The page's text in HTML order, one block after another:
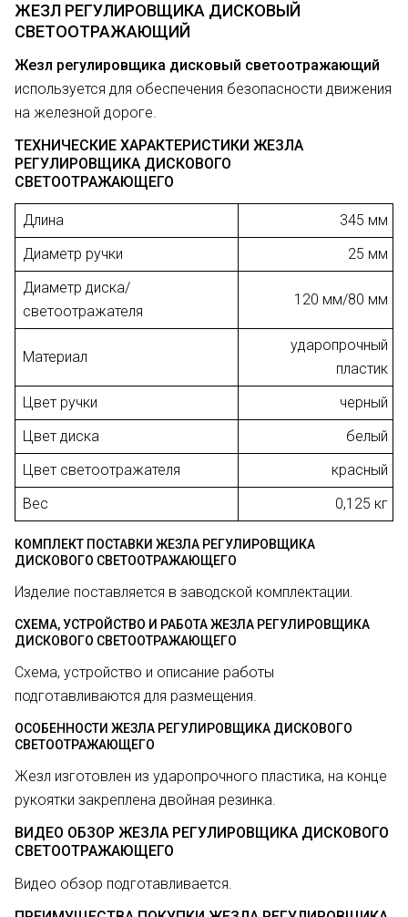
ЖЕЗЛ РЕГУЛИРОВЩИКА ДИСКОВЫЙ
СВЕТООТРАЖАЮЩИЙ
Жезл регулировщика дисковый светоотражающий
используется для обеспечения безопасности движения
на железной дороге.
ТЕХНИЧЕСКИЕ ХАРАКТЕРИСТИКИ ЖЕЗЛА
РЕГУЛИРОВЩИКА ДИСКОВОГО
СВЕТООТРАЖАЮЩЕГО
Длина
345 мм
Диаметр ручки
25 мм
Диаметр диска/
светоотражателя
120 мм/80 мм
Материал
ударопрочный
пластик
Цвет ручки
черный
Цвет диска
белый
Цвет светоотражателя
красный
Вес
0,125 кг
КОМПЛЕКТ ПОСТАВКИ ЖЕЗЛА РЕГУЛИРОВЩИКА
ДИСКОВОГО СВЕТООТРАЖАЮЩЕГО
Изделие поставляется в заводской комплектации.
СХЕМА, УСТРОЙСТВО И РАБОТА ЖЕЗЛА РЕГУЛИРОВЩИКА
ДИСКОВОГО СВЕТООТРАЖАЮЩЕГО
Схема, устройство и описание работы
подготавливаются для размещения.
ОСОБЕННОСТИ ЖЕЗЛА РЕГУЛИРОВЩИКА ДИСКОВОГО
СВЕТООТРАЖАЮЩЕГО
Жезл изготовлен из ударопрочного пластика, на конце
рукоятки закреплена двойная резинка.
ВИДЕО ОБЗОР ЖЕЗЛА РЕГУЛИРОВЩИКА ДИСКОВОГО
СВЕТООТРАЖАЮЩЕГО
Видео обзор подготавливается.